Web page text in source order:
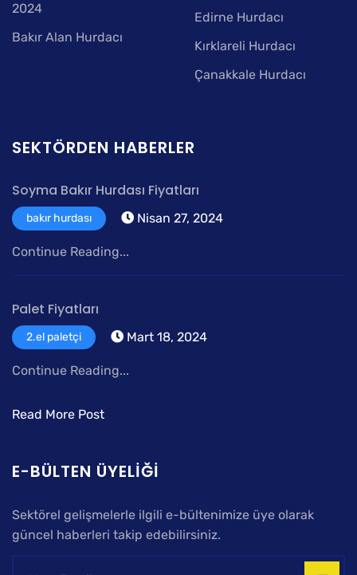
2024
Bakır Alan Hurdacı
Edirne Hurdacı
Kırklareli Hurdacı
Çanakkale Hurdacı
SEKTÖRDEN HABERLER
Soyma Bakır Hurdası Fiyatları
bakır hurdası Nisan 27, 2024
Continue Reading...
Palet Fiyatları
2.el paletçi Mart 18, 2024
Continue Reading...
Read More Post
E-BÜLTEN ÜYELIĞI
Sektörel gelişmelerle ilgili e-bültenimize üye olarak
güncel haberleri takip edebilirsiniz.